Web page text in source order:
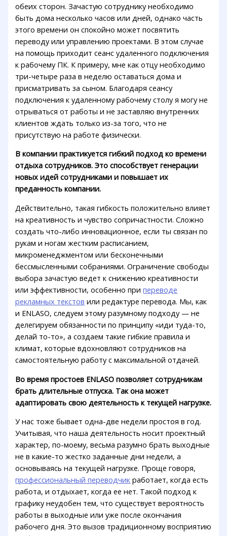
обеих сторон. Зачастую сотруднику необходимо
быть дома несколько часов или дней, однако часть
этого времени он спокойно может посвятить
переводу или управлению проектами. В этом случае
на помощь приходит сеанс удаленного подключения
к рабочему ПК. К примеру, мне как отцу необходимо
три-четыре раза в неделю оставаться дома и
присматривать за сыном. Благодаря сеансу
подключения к удаленному рабочему столу я могу не
отрываться от работы и не заставляю внутренних
клиентов ждать только из-за того, что не
присутствую на работе физически.
В компании практикуется гибкий подход ко времени
отдыха сотрудников. Это способствует генерации
новых идей сотрудниками и повышает их
преданность компании.
Действительно, такая гибкость положительно влияет
на креативность и чувство сопричастности. Сложно
создать что-либо инновационное, если ты связан по
рукам и ногам жестким расписанием,
микроменеджментом или бесконечными
бессмысленными собраниями. Ограничение свободы
выбора зачастую ведет к снижению креативности
или эффективности, особенно припереводе
рекламных текстов или редактуре перевода. Мы, как
и ENLASO, следуем этому разумному подходу — не
делегируем обязанности по принципу «иди туда-то,
делай то-то», а создаем такие гибкие правила и
климат, которые вдохновляют сотрудников на
самостоятельную работу с максимальной отдачей.
Во время простоев ENLASO позволяет сотрудникам
брать длительные отпуска. Так она может
адаптировать свою деятельность к текущей нагрузке.
У нас тоже бывает одна-две недели простоя в год.
Учитывая, что наша деятельность носит проектный
характер, по-моему, весьма разумно брать выходные
не в какие-то жестко заданные дни недели, а
основываясь на текущей нагрузке. Проще говоря,
профессиональный переводчик работает, когда есть
работа, и отдыхает, когда ее нет. Такой подход к
графику неудобен тем, что существует вероятность
работы в выходные или уже после окончания
рабочего дня. Это вызов традиционному восприятию